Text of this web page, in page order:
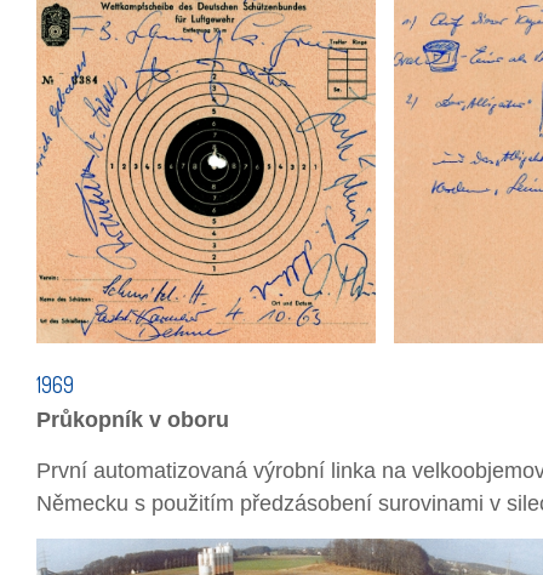
1969
Průkopník v oboru
První automatizovaná výrobní linka na
Německu s použitím předzásobení surovinami v